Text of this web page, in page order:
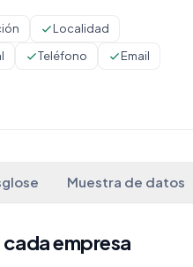
Localidad
Teléfono
Email
Muestra de datos
empresa